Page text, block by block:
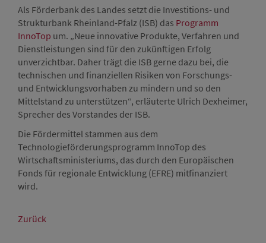
Als Förderbank des Landes setzt die Investitions- und
Strukturbank Rheinland-Pfalz (ISB) das Programm
InnoTop um. „Neue innovative Produkte, Verfahren und
Dienstleistungen sind für den zukünftigen Erfolg
unverzichtbar. Daher trägt die ISB gerne dazu bei, die
technischen und finanziellen Risiken von Forschungs-
und Entwicklungsvorhaben zu mindern und so den
Mittelstand zu unterstützen“, erläuterte Ulrich Dexheimer,
Sprecher des Vorstandes der ISB.
Die Fördermittel stammen aus dem
Technologieförderungsprogramm InnoTop des
Wirtschaftsministeriums, das durch den Europäischen
Fonds für regionale Entwicklung (EFRE) mitfinanziert
wird.
Zurück